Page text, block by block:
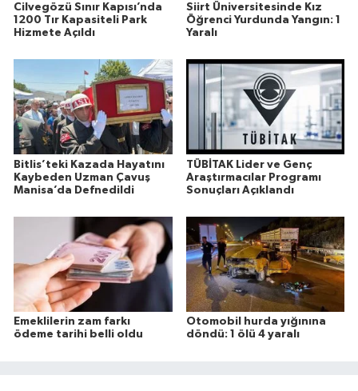
Cilvegözü Sınır Kapısı’nda
1200 Tır Kapasiteli Park
Hizmete Açıldı
Siirt Üniversitesinde Kız
Öğrenci Yurdunda Yangın: 1
Yaralı
Bitlis’teki Kazada Hayatını
Kaybeden Uzman Çavuş
Manisa’da Defnedildi
TÜBİTAK Lider ve Genç
Araştırmacılar Programı
Sonuçları Açıklandı
Emeklilerin zam farkı
ödeme tarihi belli oldu
Otomobil hurda yığınına
döndü: 1 ölü 4 yaralı